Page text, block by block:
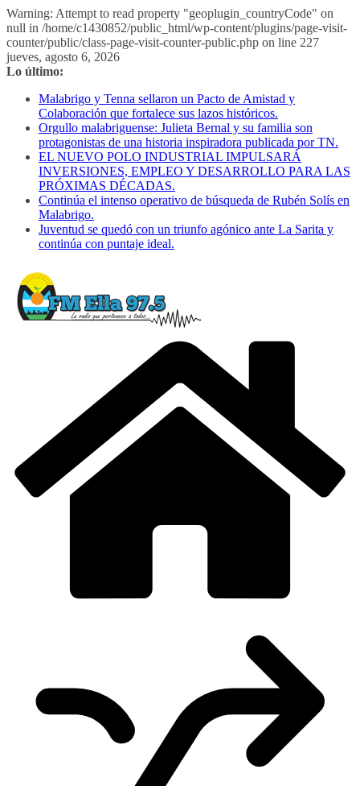
Warning: Attempt to read property "geoplugin_countryCode" on
null in /home/c1430852/public_html/wp-content/plugins/page-visit-
counter/public/class-page-visit-counter-public.php on line 227
Saltar
al
jueves, agosto 6, 2026
Lo último:
Malabrigo y Tenna sellaron un Pacto de Amistad y
Colaboración que fortalece sus lazos históricos.
Orgullo malabriguense: Julieta Bernal y su familia son
protagonistas de una historia inspiradora publicada por TN.
EL NUEVO POLO INDUSTRIAL IMPULSARÁ
INVERSIONES, EMPLEO Y DESARROLLO PARA LAS
PRÓXIMAS DÉCADAS.
Continúa el intenso operativo de búsqueda de Rubén Solís en
Malabrigo.
Juventud se quedó con un triunfo agónico ante La Sarita y
continúa con puntaje ideal.